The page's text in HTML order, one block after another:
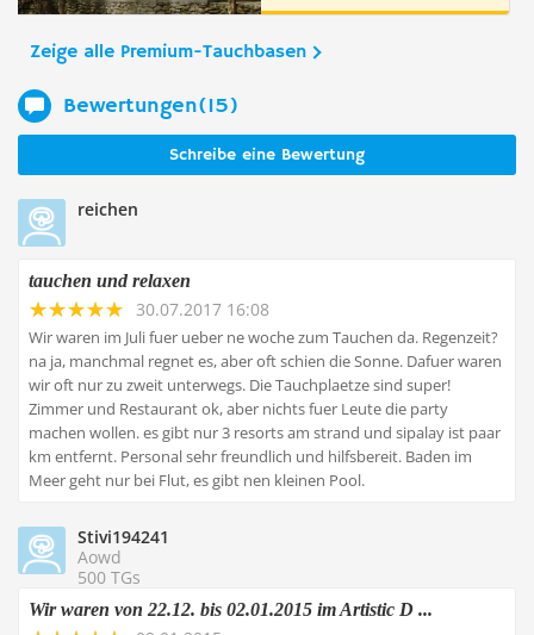
Zeige alle Premium-Tauchbasen
Bewertungen(15)
Schreibe eine Bewertung
reichen
tauchen und relaxen
30.07.2017 16:08
Wir waren im Juli fuer ueber ne woche zum Tauchen da. Regenzeit?
na ja, manchmal regnet es, aber oft schien die Sonne. Dafuer waren
wir oft nur zu zweit unterwegs. Die Tauchplaetze sind super!
Zimmer und Restaurant ok, aber nichts fuer Leute die party
machen wollen. es gibt nur 3 resorts am strand und sipalay ist paar
km entfernt. Personal sehr freundlich und hilfsbereit. Baden im
Meer geht nur bei Flut, es gibt nen kleinen Pool.
Stivi194241
Aowd
500 TGs
Wir waren von 22.12. bis 02.01.2015 im Artistic D ...